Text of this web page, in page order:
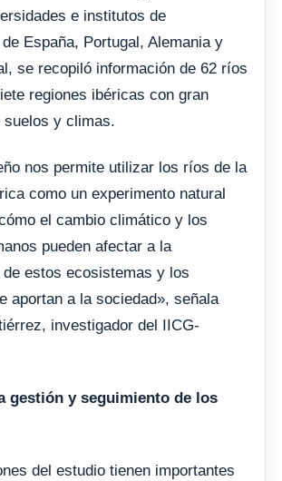
e institutos de
España, Portugal, Alemania y
se recopiló información de 62 ríos
regiones ibéricas con gran
suelos y climas.
nos permite utilizar los ríos de la
como un experimento natural
el cambio climático y los
pueden afectar a la
de estos ecosistemas y los
aportan a la sociedad», señala
investigador del IICG-
gestión y seguimiento de los
del estudio tienen importantes